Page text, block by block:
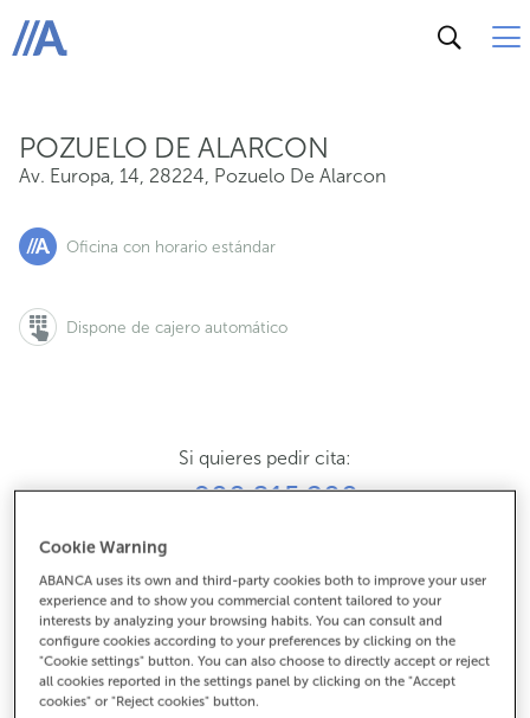
ABANCA
POZUELO DE ALARCON
Av. Europa, 14, 28224, Pozuelo De Alarcon
Oficina con horario estándar
Dispone de cajero automático
Si quieres pedir cita:
900 815 200
910900685
Cómo llegar
Cookie Warning
ABANCA uses its own and third-party cookies both to improve your user
experience and to show you commercial content tailored to your
interests by analyzing your browsing habits. You can consult and
configure cookies according to your preferences by clicking on the
"Cookie settings" button. You can also choose to directly accept or reject
all cookies reported in the settings panel by clicking on the "Accept
cookies" or "Reject cookies" button.
Av. Europa, 14, 28224, Pozuelo De Alarcon